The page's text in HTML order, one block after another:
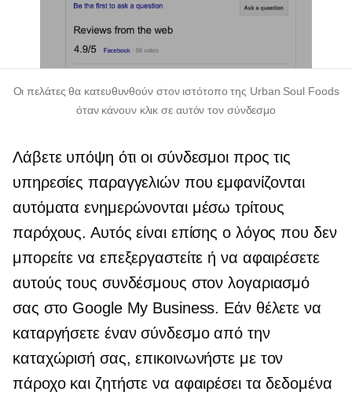
Οι πελάτες θα κατευθυνθούν στον ιστότοπο της Urban Soul Foods
όταν κάνουν κλικ σε αυτόν τον σύνδεσμο
Λάβετε υπόψη ότι οι σύνδεσμοι προς τις
υπηρεσίες παραγγελιών που εμφανίζονται
αυτόματα ενημερώνονται μέσωτρίτους
παρόχους. Αυτός είναι επίσης ο λόγος που δεν
μπορείτε να επεξεργαστείτε ή να αφαιρέσετε
αυτούς τους συνδέσμους στον λογαριασμό
σας στο Google My Business. Εάν θέλετε να
καταργήσετε έναν σύνδεσμο από την
καταχώρισή σας, επικοινωνήστε με τον
πάροχο και ζητήστε να αφαιρέσει τα δεδομένα